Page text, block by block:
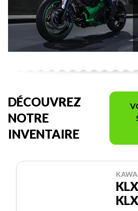
DÉCOUVREZ
NOTRE
INVENTAIRE